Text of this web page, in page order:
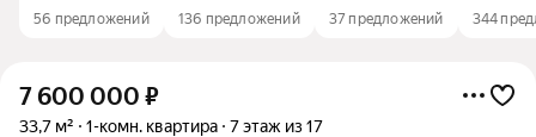
56 предложений 136 предложений 37 предложений 344
7 600 000 ₽
33,7 м² 1-комн. квартира 7 этаж из 17